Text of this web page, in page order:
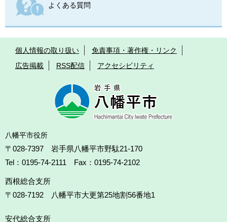
よくある質問
個人情報の取り扱い
免責事項・著作権・リンク
広告掲載
RSS配信 アクセシビリティ
八幡平市役所
〒028-7397 岩手県八幡平市野駄21-170
Tel：0195-74-2111 Fax：0195-74-2102
西根総合支所
〒028-7192
八幡平市大更第25地割56番地1
安代総合支所